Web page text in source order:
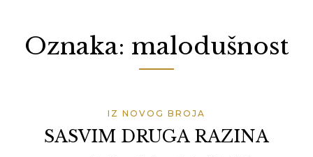
Oznaka: malodušnost
IZ NOVOG BROJA
SASVIM DRUGA RAZINA